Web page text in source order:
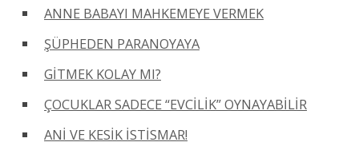
ANNE BABAYI MAHKEMEYE VERMEK
ŞÜPHEDEN PARANOYAYA
GİTMEK KOLAY MI?
ÇOCUKLAR SADECE “EVCİLİK” OYNAYABİLİR
ANİ VE KESİK İSTİSMAR!